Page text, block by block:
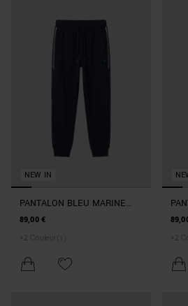
NEW IN
PANTALON BLEU MARINE
REGULAR FIT AVEC RUBAN
POCHE FRONTAL
89,00 €
+ 2 Couleur(s)
+ 2